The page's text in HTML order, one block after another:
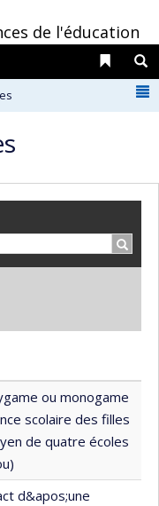
de l'éducation
Liens
croissant
ou monogame
scolaire des filles
de quatre écoles
d&apos;une